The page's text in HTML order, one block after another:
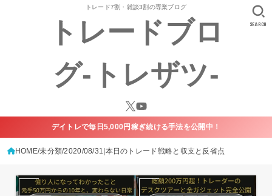
トレード7割・雑談3割の専業ブログ
トレードブロ
グ-トレザツ-
SEARCH
デイトレで毎日5,000円稼ぎ続ける手法を公開中！
HOME 未分類 2020/08/31|本日のトレード戦略と収支と反省点